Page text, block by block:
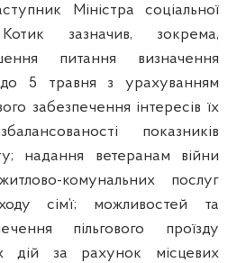
Міністра соціальної
зазначив, зокрема,
питання визначення
до 5 травня з урахуванням
забезпечення інтересів їх
показників
надання ветеранам війни
комунальних послуг
сім’ї; можливостей та
пільгового проїзду
дій за рахунок місцевих